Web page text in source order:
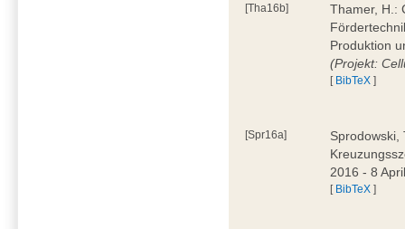
[Tha16b]
Thamer, H.:
Produktion
(Projekt:
[ BibTeX ]
[Spr16a]
Sprodowski,
2016 - 8
[ BibTeX ]